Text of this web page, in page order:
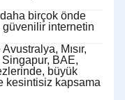
birçok önde
güvenilir internetin
Mısır,
BAE,
büyük
kesintisiz kapsama